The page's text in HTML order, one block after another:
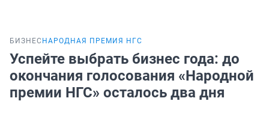
БИЗНЕС НАРОДНАЯ ПРЕМИЯ НГС
Успейте выбрать бизнес года: до
окончания голосования «Народной
премии НГС» осталось два дня